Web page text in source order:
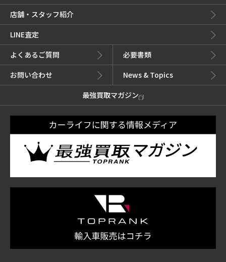
店舗・スタッフ紹介
LINE査定
よくあるご質問
必要書類
お問い合わせ
News & Topics
最強買取マガジン